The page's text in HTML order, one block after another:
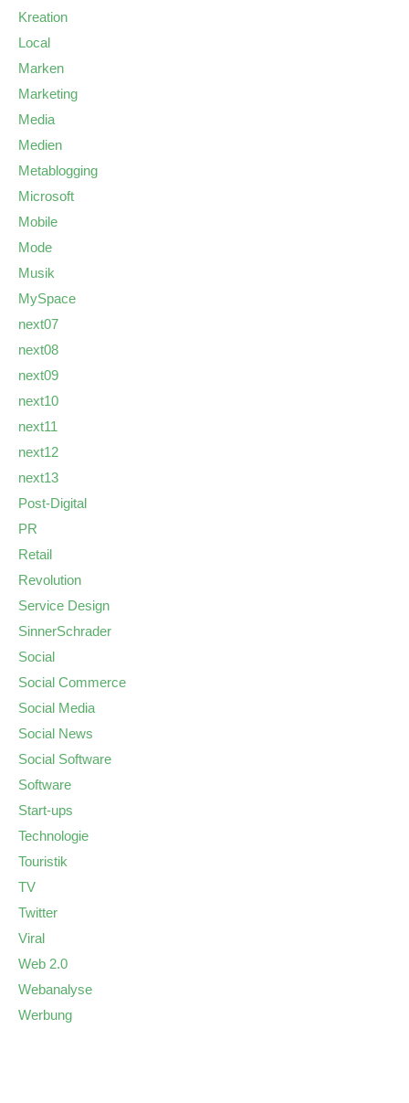
Kreation
Local
Marken
Marketing
Media
Medien
Metablogging
Microsoft
Mobile
Mode
Musik
MySpace
next07
next08
next09
next10
next11
next12
next13
Post-Digital
PR
Retail
Revolution
Service Design
SinnerSchrader
Social
Social Commerce
Social Media
Social News
Social Software
Software
Start-ups
Technologie
Touristik
TV
Twitter
Viral
Web 2.0
Webanalyse
Werbung